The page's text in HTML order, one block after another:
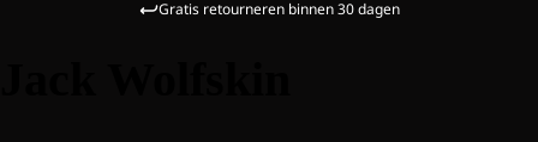
Gratis retourneren binnen 30 dagen